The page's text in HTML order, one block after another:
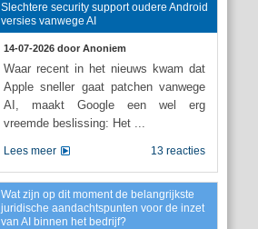
Slechtere security support oudere Android
versies vanwege AI
14-07-2026 door Anoniem
Waar recent in het nieuws kwam dat
Apple sneller gaat patchen vanwege
AI, maakt Google een wel erg
vreemde beslissing: Het ...
13 reacties
Lees meer
Wat zijn op dit moment de belangrijkste
juridische aandachtspunten voor de inzet
van AI binnen het bedrijf?